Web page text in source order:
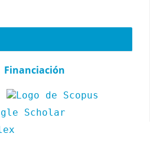
Financiación